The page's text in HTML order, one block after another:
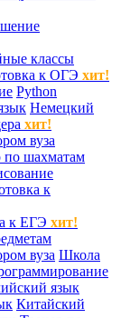
классы
к ОГЭ хит!
Python
Немецкий
хит!
вуза
по шахматам
к
к ЕГЭ хит!
вуза Школа
язык
Китайский